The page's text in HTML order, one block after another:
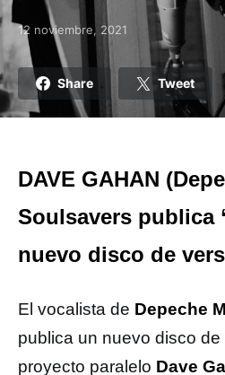
Posted on
12 noviembre, 2021
Share Tweet
DAVE GAHAN
Soulsavers publica
nuevo disco de
El vocalista de Depeche
publica un nuevo disco
proyecto paralelo Dave